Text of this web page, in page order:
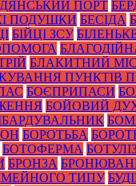
ПОРТ
ПОДУШКИ БЕСІДА
БІЙЦІ ЗСУ
БЛАКИТНИЙ
ПУНКТІВ
БОЄПРИПАСИ
БОЙОВИЙ
БОРОТЬБА
БОТОФЕРМА
БРОНЗА
ТИПУ